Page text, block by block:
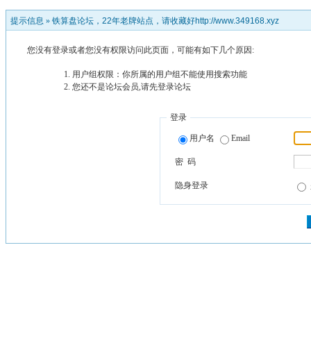
提示信息 » 铁算盘论坛，22年老牌站点，请收藏好http://www.349168.xyz
您没有登录或者您没有权限访问此页面，可能有如下几个原因:
用户组权限：你所属的用户组不能使用搜索功能
您还不是论坛会员,请先登录论坛
登录
用户名 Email
密 码
隐身登录